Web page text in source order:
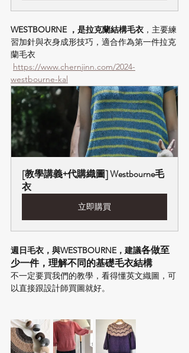
WESTBOURNE ，是拉克蘭結構毛衣 ，主要練
習加針與衣身成形技巧，適合作為第一件拉克
蘭毛衣
https://www.chernjinn.com/2024-
westbourne-kal
[教學講義+代購織圖] Westbourne毛
衣
立即購買
週日毛衣，與WESTBOURNE，建議各做至
少一件，理解不同的基礎毛衣結構
不一定要買我們的教學，看得懂英文織圖，可
以直接跟設計師買圖就好。